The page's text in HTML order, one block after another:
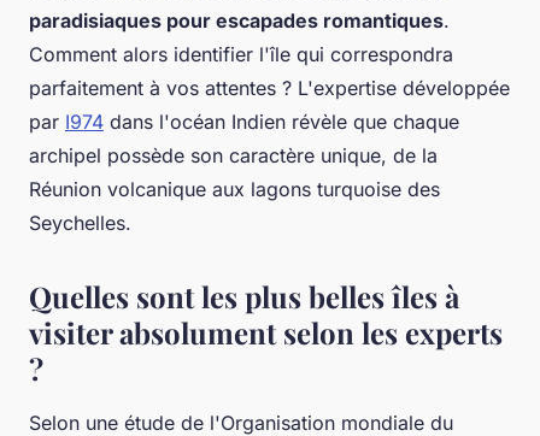
paradisiaques pour escapades romantiques.
Comment alors identifier l'île qui correspondra
parfaitement à vos attentes ? L'expertise développée
par I974 dans l'océan Indien révèle que chaque
archipel possède son caractère unique, de la
Réunion volcanique aux lagons turquoise des
Seychelles.
Quelles sont les plus belles îles à
visiter absolument selon les experts
?
Selon une étude de l'Organisation mondiale du